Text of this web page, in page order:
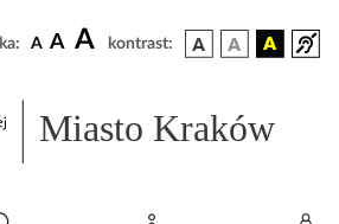
A A A kontrast:
Miasto Kraków